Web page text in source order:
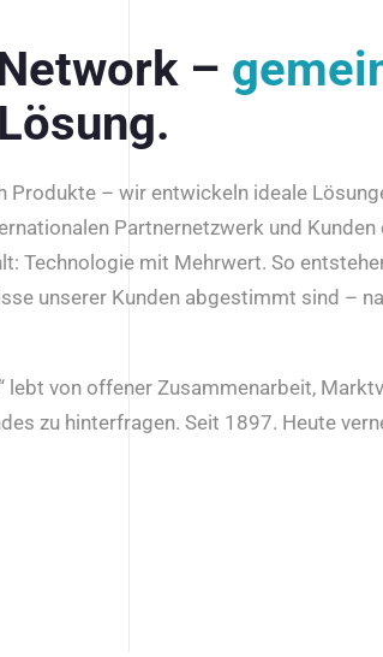
–
Produkte – wir entwickeln ideale
Partnernetzwerk und Kunden
Technologie mit Mehrwert. So
unserer Kunden abgestimmt sind –
lebt von offener Zusammenarbeit,
zu hinterfragen. Seit 1897. Heute